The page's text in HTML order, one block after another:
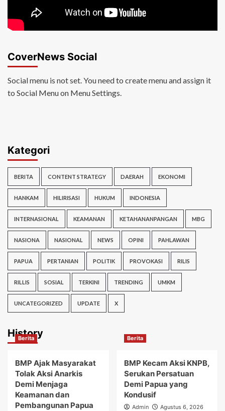
CoverNews Social
Social menu is not set. You need to create menu and assign it
to Social Menu on Menu Settings.
Kategori
BERITA CONTENT STRATEGY DAERAH EKONOMI
HANKAM HILIRISASI HUKUM INDONESIA
INTERNASIONAL KEAMANAN KETAHANANPANGAN MBG
NASIONA NASIONAL NEWS OPINI PAHLAWAN
PAPUA PERTANIAN POLITIK PROVOKASI RILIS
RILLIS SOSIAL TERKINI TRENDING UMKM
UNCATEGORIZED UPDATE X
History
Berita
BMP Ajak Masyarakat
Tolak Aksi Anarkis
Demi Menjaga
Keamanan dan
Pembangunan Papua
Berita
BMP Kecam Aksi KNPB,
Serukan Persatuan
Demi Papua yang
Kondusif
Admin
Agustus 6, 2026